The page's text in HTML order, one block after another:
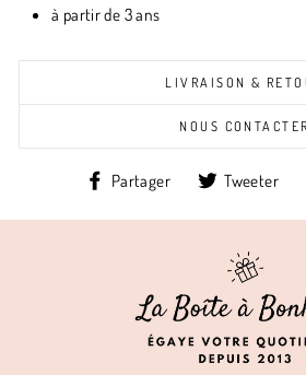
à partir de 3 ans
LIVRAISON &
NOUS CONTACTER
Partager
Partager
Facebook
Tweeter